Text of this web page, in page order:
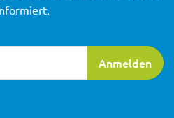
Anmelden